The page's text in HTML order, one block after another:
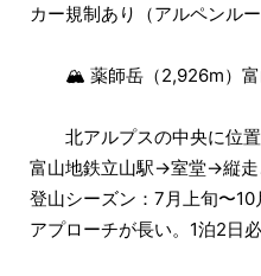
カー規制あり（アルペンルー
🏔 薬師岳（2,926m）富
北アルプスの中央に位置
富山地鉄立山駅→室堂→縦走
登山シーズン：7月上旬〜10
アプローチが長い。1泊2日必